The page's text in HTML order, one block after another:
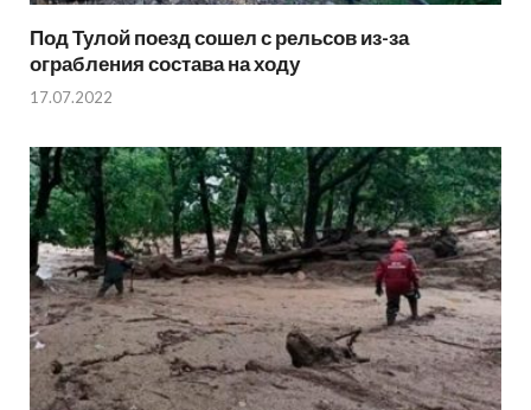
Под Тулой поезд сошел с рельсов из-за
ограбления состава на ходу
17.07.2022